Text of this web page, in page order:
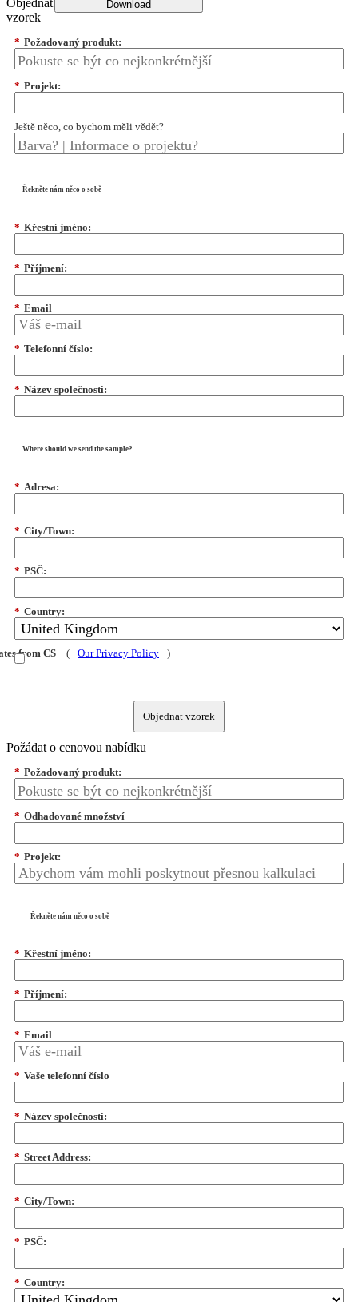
Download
Objednat
vzorek
* Požadovaný produkt:
* Projekt:
Ještě něco, co bychom měli vědět?
Řekněte nám něco o sobě
* Křestní jméno:
* Příjmení:
* Email
* Telefonní číslo:
* Název společnosti:
Where should we send the sample?...
* Adresa:
* City/Town:
* PSČ:
* Country:
from CS ( Our Privacy Policy )
Objednat vzorek
Požádat o cenovou nabídku
* Požadovaný produkt:
* Odhadované množství
* Projekt:
Řekněte nám něco o sobě
* Křestní jméno:
* Příjmení:
* Email
* Vaše telefonní číslo
* Název společnosti:
* Street Address:
* City/Town:
* PSČ:
* Country: